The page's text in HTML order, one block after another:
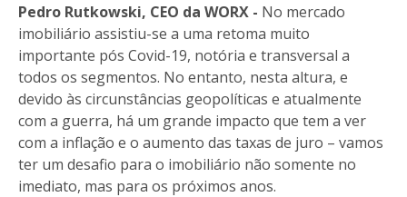
Pedro Rutkowski, CEO da WORX - No mercado
imobiliário assistiu-se a uma retoma muito
importante pós Covid-19, notória e transversal a
todos os segmentos. No entanto, nesta altura, e
devido às circunstâncias geopolíticas e atualmente
com a guerra, há um grande impacto que tem a ver
com a inflação e o aumento das taxas de juro – vamos
ter um desafio para o imobiliário não somente no
imediato, mas para os próximos anos.